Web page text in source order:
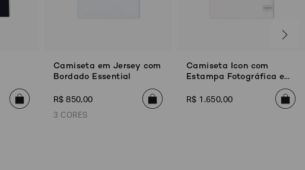
Camiseta em Jersey com
Bordado Essential
R$ 850,00
3 CORES
Camiseta Icon com
Estampa Fotográfica e
R$ 1 .650,00